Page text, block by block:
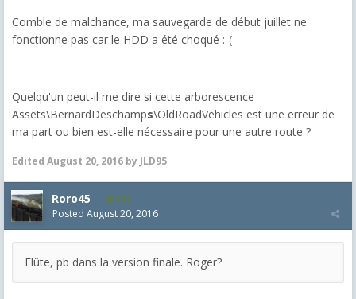
Comble de malchance, ma sauvegarde de début juillet ne
fonctionne pas car le HDD a été choqué :-(
Quelqu'un peut-il me dire si cette arborescence
Assets\BernardDeschamps\OldRoadVehicles est une erreur de
ma part ou bien est-elle nécessaire pour une autre route ?
Edited August 20, 2016 by JLD95
Roro45 818
Posted August 20, 2016
Flûte, pb dans la version finale. Roger?